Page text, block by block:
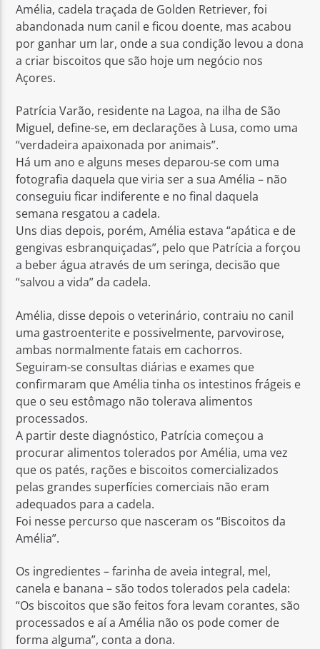
Rádio No ar
Amélia, cadela traçada de Golden Retriever, foi
abandonada num canil e ficou doente, mas acabou
por ganhar um lar, onde a sua condição levou a dona
a criar biscoitos que são hoje um negócio nos
Açores.
Patrícia Varão, residente na Lagoa, na ilha de São
Miguel, define-se, em declarações à Lusa, como uma
“verdadeira apaixonada por animais”.
Há um ano e alguns meses deparou-se com uma
fotografia daquela que viria ser a sua Amélia – não
conseguiu ficar indiferente e no final daquela
semana resgatou a cadela.
Uns dias depois, porém, Amélia estava “apática e de
gengivas esbranquiçadas”, pelo que Patrícia a forçou
a beber água através de um seringa, decisão que
“salvou a vida” da cadela.
Amélia, disse depois o veterinário, contraiu no canil
uma gastroenterite e possivelmente, parvovirose,
ambas normalmente fatais em cachorros.
Seguiram-se consultas diárias e exames que
confirmaram que Amélia tinha os intestinos frágeis e
que o seu estômago não tolerava alimentos
processados.
A partir deste diagnóstico, Patrícia começou a
procurar alimentos tolerados por Amélia, uma vez
que os patés, rações e biscoitos comercializados
pelas grandes superfícies comerciais não eram
adequados para a cadela.
Foi nesse percurso que nasceram os “Biscoitos da
Amélia”.
Os ingredientes – farinha de aveia integral, mel,
canela e banana – são todos tolerados pela cadela:
“Os biscoitos que são feitos fora levam corantes, são
processados e aí a Amélia não os pode comer de
forma alguma”, conta a dona.